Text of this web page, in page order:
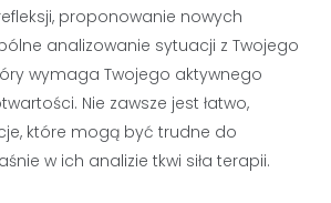
proponowanie nowych
analizowanie sytuacji z Twojego
wymaga Twojego aktywnego
Nie zawsze jest łatwo,
które mogą być trudne do
w ich analizie tkwi siła terapii.